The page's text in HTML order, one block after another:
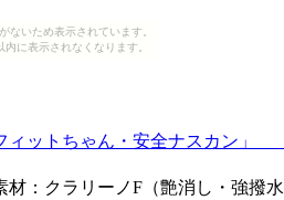
ないため表示されています。
に表示されなくなります。
ットちゃん・安全ナスカン」
：クラリーノF（艶消し・強撥